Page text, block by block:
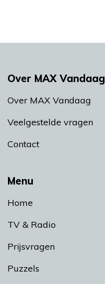
Menu
Home
TV & Radio
Prijsvragen
Puzzels
Over MAX Vandaag
Over MAX Vandaag
Veelgestelde vragen
Contact